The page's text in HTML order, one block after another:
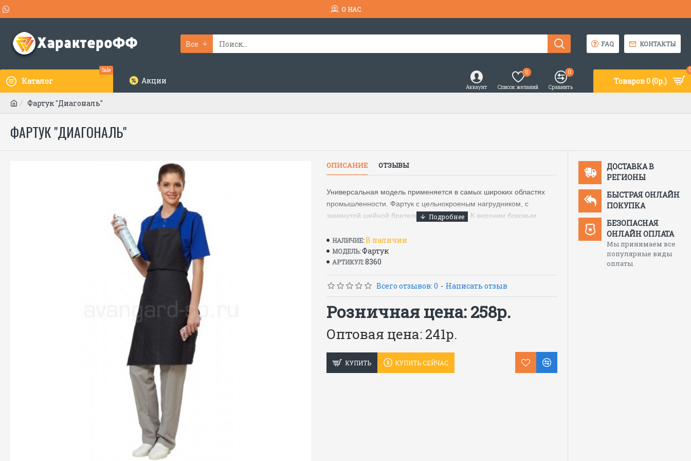
О НАС
Все FAQ КОНТАКТЫ
Каталог
Sale
Акции
Аккаунт Список желаний
0
Сравнить
0
Товаров 0 (0р.)
Фартук "Диагональ"
ФАРТУК "ДИАГОНАЛЬ"
ОПИСАНИЕ ОТЗЫВЫ
Универсальная модель применяется в самых широких областях
промышленности. Фартук с цельнокроеным нагрудником, с
замкнутой шейной бретелью и карманом. К верхним боковым
Материал: ткань х/б диагональ
Размер: универсальный
Длина: 90 см
ГОСТ 12.4.029-76
НАЛИЧИЕ:В наличии
МОДЕЛЬ:Фартук
АРТИКУЛ:8360
Всего отзывов: 0 - Написать отзыв
Розничная цена: 258р.
Оптовая цена: 241р.
КУПИТЬ КУПИТЬ СЕЙЧАС
ДОСТАВКА В
РЕГИОНЫ
БЫСТРАЯ ОНЛАЙН
ПОКУПКА
БЕЗОПАСНАЯ
ОНЛАЙН ОПЛАТА
Мы принимаем все
популярные виды
оплаты